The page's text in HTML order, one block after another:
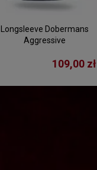
Longsleeve Dobermans
Aggressive
granatowy109,00 zł